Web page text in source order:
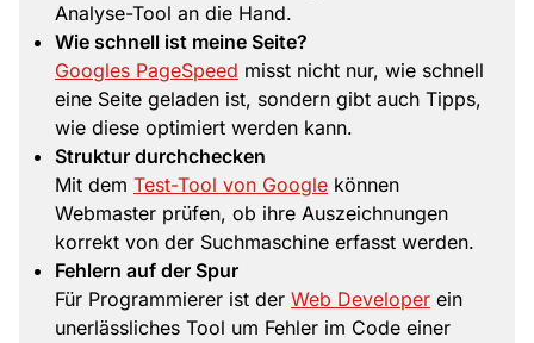
Analyse-Tool an die Hand.
Wie schnell ist meine Seite?
Googles PageSpeed misst nicht nur, wie schnell
eine Seite geladen ist, sondern gibt auch Tipps,
wie diese optimiert werden kann.
Struktur durchchecken
Mit dem Test-Tool von Google können
Webmaster prüfen, ob ihre Auszeichnungen
korrekt von der Suchmaschine erfasst werden.
Fehlern auf der Spur
Für Programmierer ist der Web Developer ein
unerlässliches Tool um Fehler im Code einer